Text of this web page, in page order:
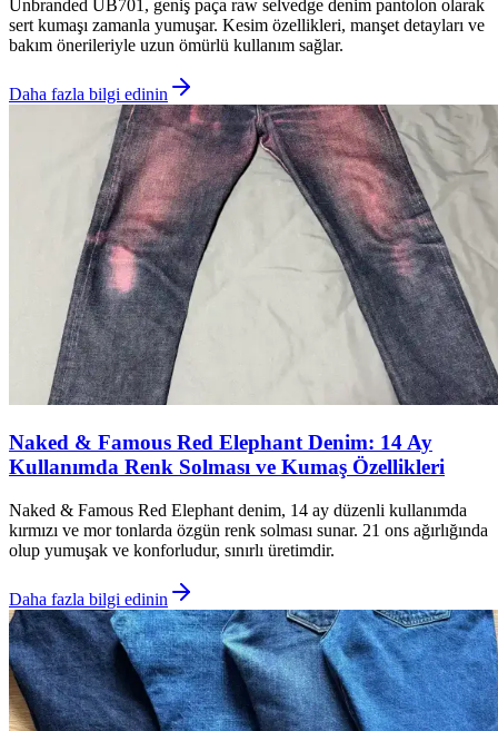
Unbranded UB701, geniş paça raw selvedge denim pantolon olarak
sert kumaşı zamanla yumuşar. Kesim özellikleri, manşet detayları ve
bakım önerileriyle uzun ömürlü kullanım sağlar.
Daha fazla bilgi edinin
Naked & Famous Red Elephant Denim: 14 Ay
Kullanımda Renk Solması ve Kumaş Özellikleri
Naked & Famous Red Elephant denim, 14 ay düzenli kullanımda
kırmızı ve mor tonlarda özgün renk solması sunar. 21 ons ağırlığında
olup yumuşak ve konforludur, sınırlı üretimdir.
Daha fazla bilgi edinin